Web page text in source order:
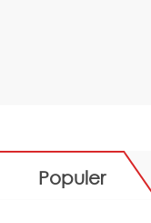
Populer